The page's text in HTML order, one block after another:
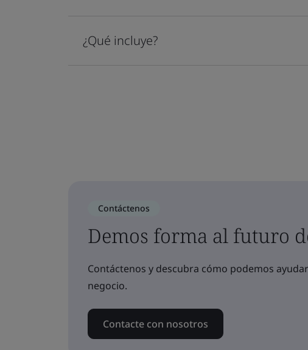
¿Qué incluye?
Contáctenos
Demos forma al futuro
Contáctenos y descubra cómo podemos
negocio.
Contacte con nosotros